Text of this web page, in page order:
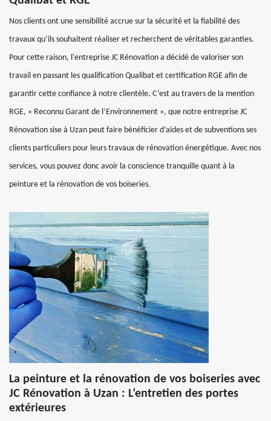
Nos clients ont une sensibilité accrue sur la sécurité et la fiabilité des
travaux qu’ils souhaitent réaliser et recherchent de véritables garanties.
Pour cette raison, l'entreprise JC Rénovation a décidé de valoriser son
travail en passant les qualification Qualibat et certification RGE afin de
garantir cette confiance à notre clientèle. C’est au travers de la mention
RGE, « Reconnu Garant de l’Environnement », que notre entreprise JC
Rénovation sise à Uzan peut faire bénéficier d’aides et de subventions ses
clients particuliers pour leurs travaux de rénovation énergétique. Avec nos
services, vous pouvez donc avoir la conscience tranquille quant à la
peinture et la rénovation de vos boiseries.
La peinture et la rénovation de vos boiseries avec
JC Rénovation à Uzan : L’entretien des portes
extérieures